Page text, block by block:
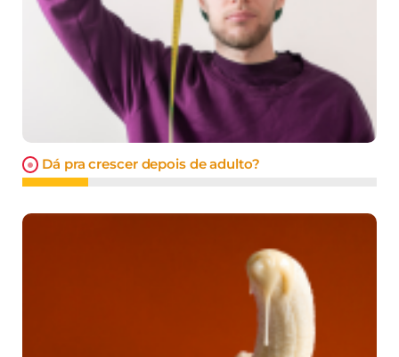
Dá pra crescer depois de adulto?